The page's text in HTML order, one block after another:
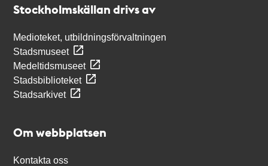
Stockholmskällan drivs av
Medioteket, utbildningsförvaltningen
Stadsmuseet
Medeltidsmuseet
Stadsbiblioteket
Stadsarkivet
Om webbplatsen
Kontakta oss